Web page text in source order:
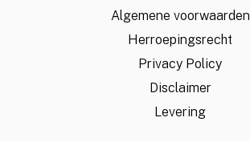
Algemene voorwaarden
Herroepingsrecht
Privacy Policy
Disclaimer
Levering